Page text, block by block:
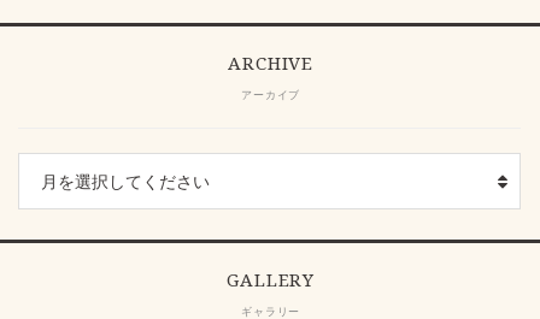
ARCHIVE
アーカイブ
GALLERY
ギャラリー